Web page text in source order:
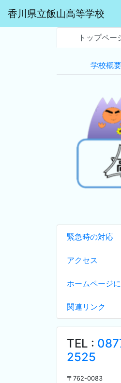
香川県立飯山高等学校
トップペー
学校概要
緊急時の対応
アクセス
ホームページ
関連リンク
TEL :
2525
〒 762-0083